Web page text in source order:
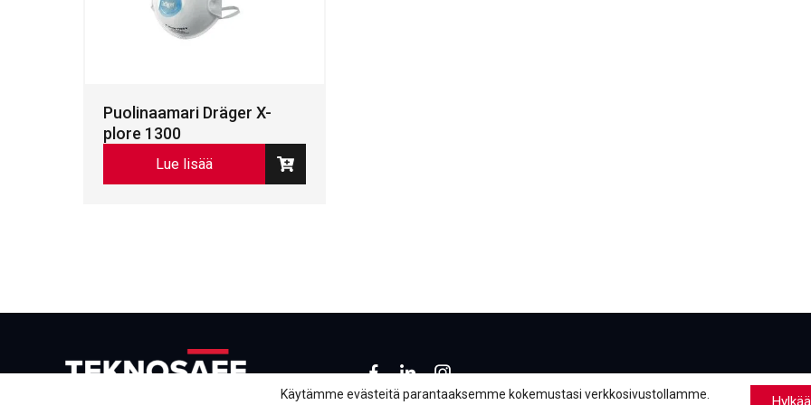
Puolinaamari Dräger X-
plore 1300
Lue lisää
Facebook
LinkedInLinkedIn
Käytämme evästeitä parantaaksemme kokemustasi verkkosivustollamme.